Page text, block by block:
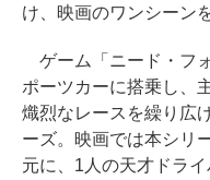
け、映画のワンシーン
ゲーム「ニード・フ
ポーツカーに搭乗し、
熾烈なレースを繰り広
ーズ。映画では本シリ
元に、1人の天才ドラ